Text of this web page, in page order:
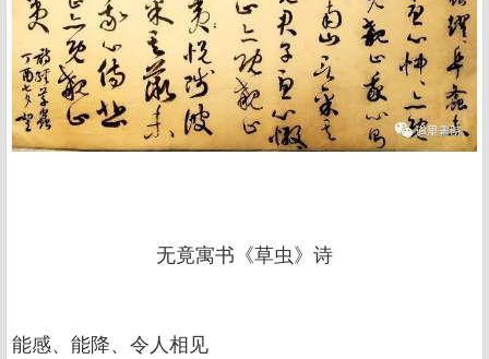
无竟寓书《草虫》诗
能感、能降、令人相见